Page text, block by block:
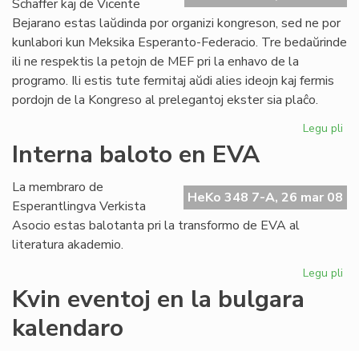
Schäffer kaj de Vicente
Bejarano estas laŭdinda por organizi kongreson, sed ne por
kunlabori kun Meksika Esperanto-Federacio. Tre bedaŭrinde
ili ne respektis la petojn de MEF pri la enhavo de la
programo. Ili estis tute fermitaj aŭdi alies ideojn kaj fermis
pordojn de la Kongreso al prelegantoj ekster sia plaĉo.
Legu pli
Interna baloto en EVA
HeKo 348 7-A, 26 mar 08
La membraro de
Esperantlingva Verkista
Asocio estas balotanta pri la transformo de EVA al
literatura akademio.
Legu pli
Kvin eventoj en la bulgara
kalendaro